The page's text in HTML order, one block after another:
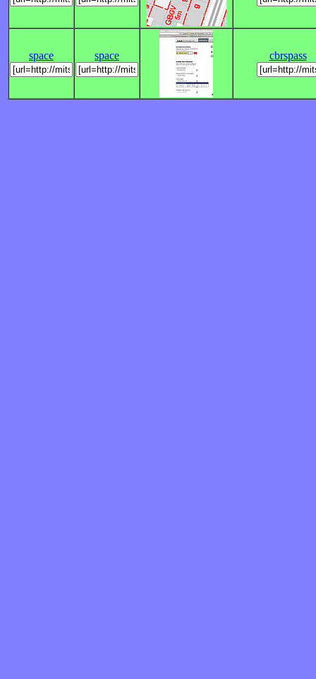
space space cbrspass